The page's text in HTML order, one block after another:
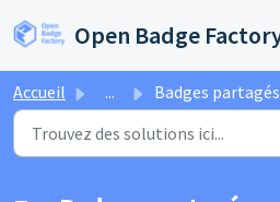
Accueil ... Badges partagés